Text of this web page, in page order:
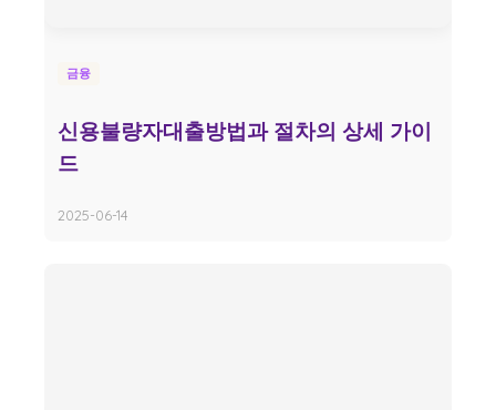
금융
신용불량자대출방법과 절차의 상세 가이
드
2025-06-14